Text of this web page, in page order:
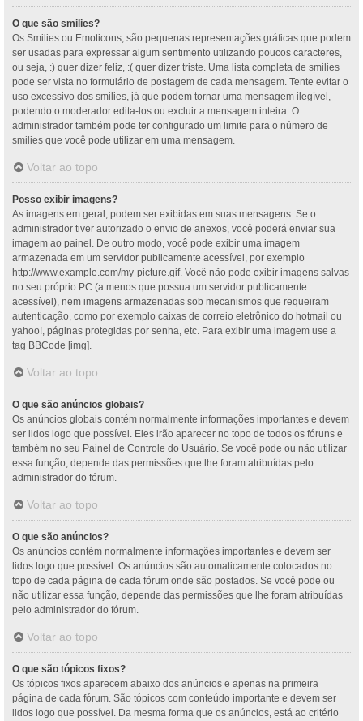
O que são smilies?
Os Smilies ou Emoticons, são pequenas representações gráficas que podem
ser usadas para expressar algum sentimento utilizando poucos caracteres,
ou seja, :) quer dizer feliz, :( quer dizer triste. Uma lista completa de smilies
pode ser vista no formulário de postagem de cada mensagem. Tente evitar o
uso excessivo dos smilies, já que podem tornar uma mensagem ilegível,
podendo o moderador edita-los ou excluir a mensagem inteira. O
administrador também pode ter configurado um limite para o número de
smilies que você pode utilizar em uma mensagem.
Voltar ao topo
Posso exibir imagens?
As imagens em geral, podem ser exibidas em suas mensagens. Se o
administrador tiver autorizado o envio de anexos, você poderá enviar sua
imagem ao painel. De outro modo, você pode exibir uma imagem
armazenada em um servidor publicamente acessível, por exemplo
http://www.example.com/my-picture.gif. Você não pode exibir imagens salvas
no seu próprio PC (a menos que possua um servidor publicamente
acessível), nem imagens armazenadas sob mecanismos que requeiram
autenticação, como por exemplo caixas de correio eletrônico do hotmail ou
yahoo!, páginas protegidas por senha, etc. Para exibir uma imagem use a
tag BBCode [img].
Voltar ao topo
O que são anúncios globais?
Os anúncios globais contém normalmente informações importantes e devem
ser lidos logo que possível. Eles irão aparecer no topo de todos os fóruns e
também no seu Painel de Controle do Usuário. Se você pode ou não utilizar
essa função, depende das permissões que lhe foram atribuídas pelo
administrador do fórum.
Voltar ao topo
O que são anúncios?
Os anúncios contém normalmente informações importantes e devem ser
lidos logo que possível. Os anúncios são automaticamente colocados no
topo de cada página de cada fórum onde são postados. Se você pode ou
não utilizar essa função, depende das permissões que lhe foram atribuídas
pelo administrador do fórum.
Voltar ao topo
O que são tópicos fixos?
Os tópicos fixos aparecem abaixo dos anúncios e apenas na primeira
página de cada fórum. São tópicos com conteúdo importante e devem ser
lidos logo que possível. Da mesma forma que os anúncios, está ao critério